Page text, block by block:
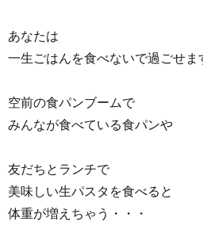
あなたは
一生ごはんを食べないで過ごせま
空前の食パンブームで
みんなが食べている食パンや
友だちとランチで
美味しい生パスタを食べると
体重が増えちゃう・・・